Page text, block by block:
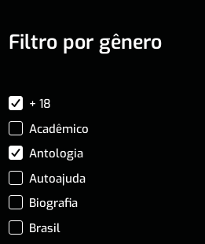
Filtro por gênero
+ 18
Acadêmico
Antologia
Autoajuda
Biografia
Brasil